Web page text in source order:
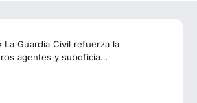
La Guardia Civil refuerza la
agentes y suboficia…